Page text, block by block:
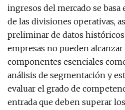
ingresos del mercado se
de las divisiones operativas,
preliminar de datos
empresas no pueden
componentes esenciales
análisis de segmentación y
evaluar el grado de
entrada que deben superar